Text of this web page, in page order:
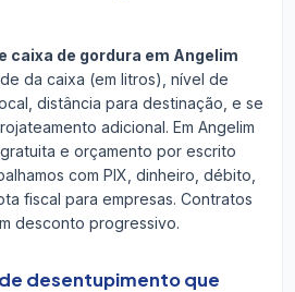
caixa de gordura em Angelim
da caixa (em litros), nível de
distância para destinação, e se
adicional. Em Angelim
e orçamento por escrito
com PIX, dinheiro, débito,
fiscal para empresas. Contratos
desconto progressivo.
desentupimento que